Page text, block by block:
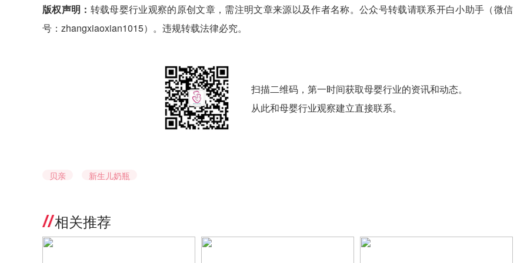
版权声明： 转载母婴行业观察的原创文章，需注明文章来源以及作者名称。公众号转载请联系开白小助手（微信
号：zhangxiaoxian1015）。违规转载法律必究。
扫描二维码，第一时间获取母婴行业的资讯和动态。
从此和母婴行业观察建立直接联系。
贝亲 新生儿奶瓶
相关推荐